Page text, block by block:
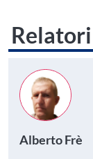
Relatori
Alberto Frè